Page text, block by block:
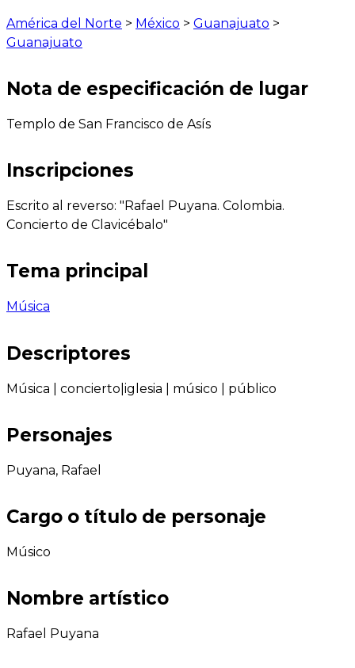
América del Norte > México > Guanajuato >
Guanajuato
Nota de especificación de lugar
Templo de San Francisco de Asís
Inscripciones
Escrito al reverso: "Rafael Puyana. Colombia.
Concierto de Clavicébalo"
Tema principal
Música
Descriptores
Música concierto|iglesia músico público
Personajes
Puyana, Rafael
Cargo o título de personaje
Músico
Nombre artístico
Rafael Puyana